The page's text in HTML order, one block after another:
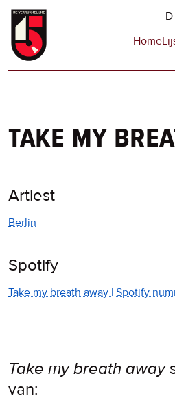
Overslaan
naar
Home
take my
Artiest
Berlin
Spotify
Take my breath away | Spotify
Take my breath away
van: